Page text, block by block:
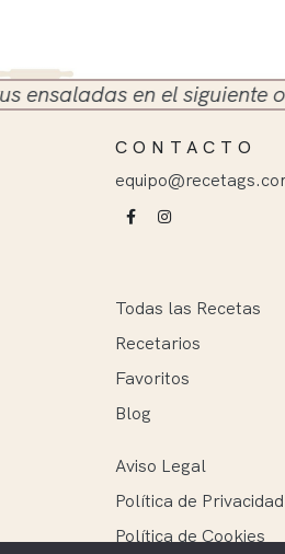
en el siguiente
CONTACTO
Todas las Recetas
Recetarios
Favoritos
Blog
Aviso Legal
Política de Privacidad
Política de Cookies